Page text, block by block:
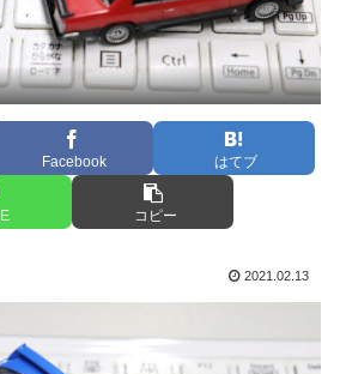
Facebook はてブ
コピー
2021.02.13